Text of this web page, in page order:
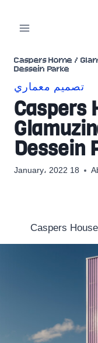
Caspers Home /
Dessein Parke
تصميم معماري
Caspers
Dessein
18 January، 2022
Caspers